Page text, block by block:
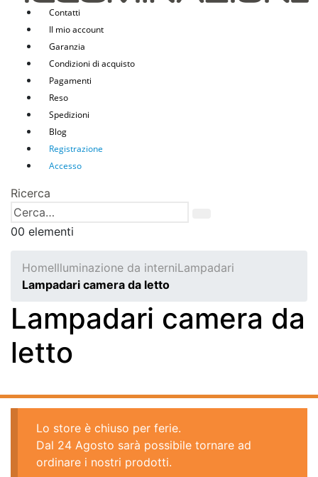
Contatti
Il mio account
Garanzia
Condizioni di acquisto
Pagamenti
Reso
Spedizioni
Blog
Registrazione
Accesso
Ricerca
00 elementi
HomeIlluminazione da interniLampadari
Lampadari camera da letto
Lampadari camera da
letto
Lo store è chiuso per ferie.
Dal 24 Agosto sarà possibile tornare ad
ordinare i nostri prodotti.